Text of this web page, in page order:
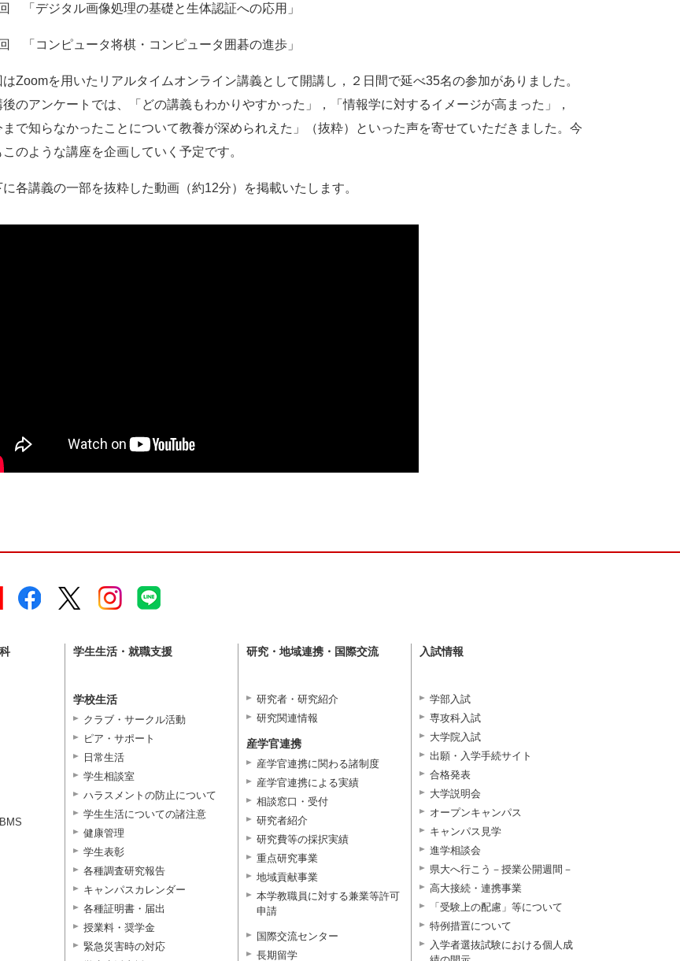
「デジタル画像処理の基礎と生体認証への応用」
「コンピュータ将棋・コンピュータ囲碁の進歩」
はZoomを用いたリアルタイムオンライン講義として開講し，２日間で延べ35名の参加がありました。
後のアンケートでは、「どの講義もわかりやすかった」，「情報学に対するイメージが高まった」，
まで知らなかったことについて教養が深められえた」（抜粋）といった声を寄せていただきました。今
このような講座を企画していく予定です。
に各講義の一部を抜粋した動画（約12分）を掲載いたします。
学生生活・就職支援
学校生活
クラブ・サークル活動
ピア・サポート
日常生活
学生相談室
ハラスメントの防止について
学生生活についての諸注意
健康管理
学生表彰
各種調査研究報告
キャンパスカレンダー
各種証明書・届出
授業料・奨学金
緊急災害時の対応
研究・地域連携・国際交流
研究者・研究紹介
研究関連情報
産学官連携
産学官連携に関わる諸制度
産学官連携による実績
相談窓口・受付
研究者紹介
研究費等の採択実績
重点研究事業
地域貢献事業
本学教職員に対する兼業等許可
申請
国際交流センター
長期留学
入試情報
学部入試
専攻科入試
大学院入試
出願・入学手続サイト
合格発表
大学説明会
オープンキャンパス
キャンパス見学
進学相談会
県大へ行こう－授業公開週間－
高大接続・連携事業
「受験上の配慮」等について
特例措置について
入学者選抜試験における個人成